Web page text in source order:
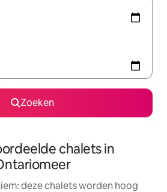
Zoeken
chalets in
deze chalets worden hoog